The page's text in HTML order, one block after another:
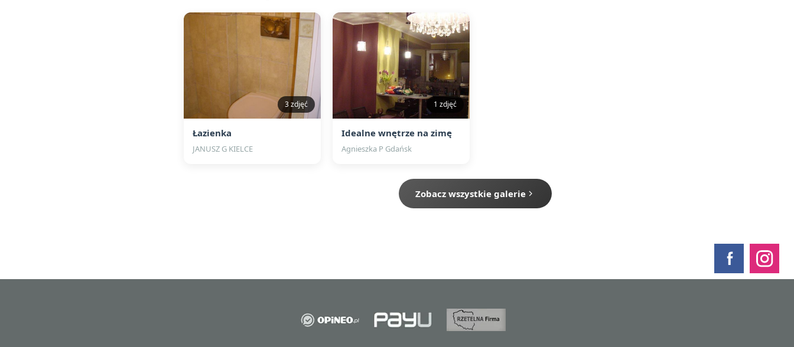
3 zdjęć
Łazienka
JANUSZ G KIELCE
1 zdjęć
Idealne wnętrze na zimę
Agnieszka P Gdańsk
Zobacz wszystkie galerie